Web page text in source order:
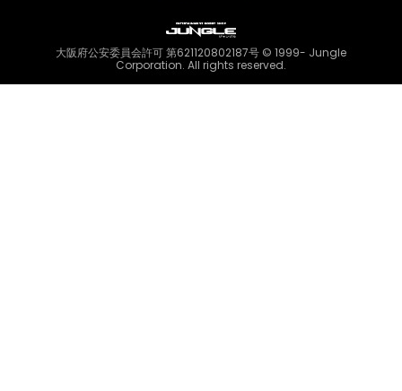
大阪府公安委員会許可 第621120802187号 © 1999- Jungle
Corporation. All rights reserved.